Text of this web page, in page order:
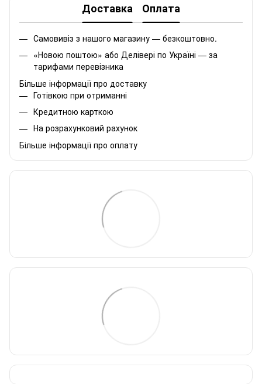
Доставка Оплата
Самовивіз з нашого магазину — безкоштовно.
«Новою поштою» або Делівері по Україні — за
тарифами перевізника
Більше інформації про доставку
Готівкою при отриманні
Кредитною карткою
На розрахунковий рахунок
Більше інформації про оплату